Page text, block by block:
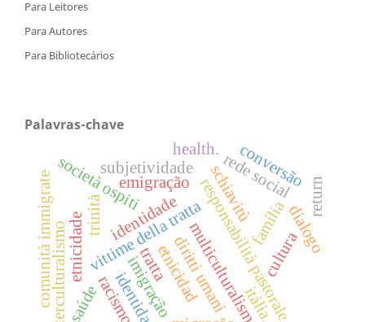
Para Leitores
Para Autores
Para Bibliotecários
Palavras-chave
tratta
vittime della tratta
diritti umani
schiavitù
responsabilità pastorale
identidade
cultura
etnicidade
imigração
família
rede social
multiculturalismo
interculturalismo
società ospiti
comunità immigrate etnicidad
identidad
racismo
subjetividade
dialogo
trinità
conversão
emigração
saúde
return
health.
itália.